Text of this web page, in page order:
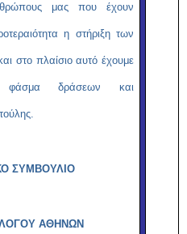
μας που έχουν
η στήριξη των
στο πλαίσιο αυτό έχουμε
φάσμα δράσεων και
ΣΥΜΒΟΥΛΙΟ
ΑΘΗΝΩΝ